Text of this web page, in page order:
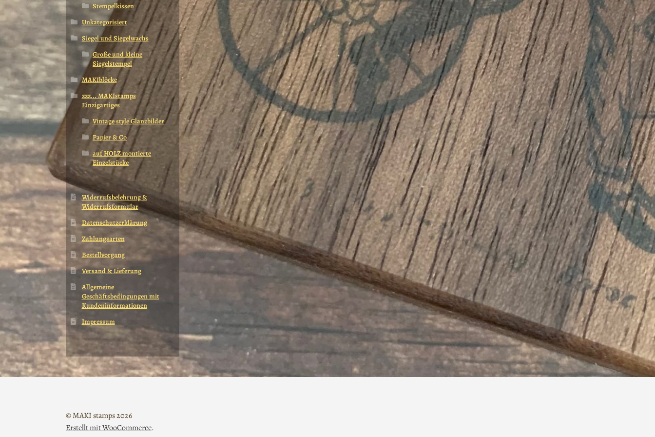
Stempelkissen
Unkategorisiert
Siegel und Siegelwachs
Große und kleine
Siegelstempel
MAKIblöcke
zzz... MAKIstamps
Einzigartiges
Vintage style Glanzbilder
Papier & Co
auf HOLZ montierte
Einzelstücke
Widerrufsbelehrung &
Widerrufsformular
Datenschutzerklärung
Zahlungsarten
Bestellvorgang
Versand & Lieferung
Allgemeine
Geschäftsbedingungen mit
Kundeninformationen
Impressum
© MAKI stamps 2026
Erstellt mit WooCommerce.